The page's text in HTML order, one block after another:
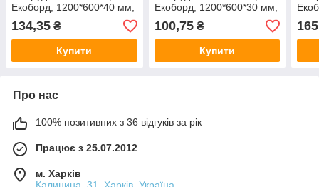
Екоборд, 1200*600*40 мм,
10 лист/уп, 0,2880 м.куб
134,35 ₴
Купити
Екоборд, 1200*600*30 мм,
14 лист/уп, 0,3024 м.куб
100,75₴
Купити
8
Про нас
100% позитивних з 36 відгуків за рік
Працює з 25.07.2012
м. Харків